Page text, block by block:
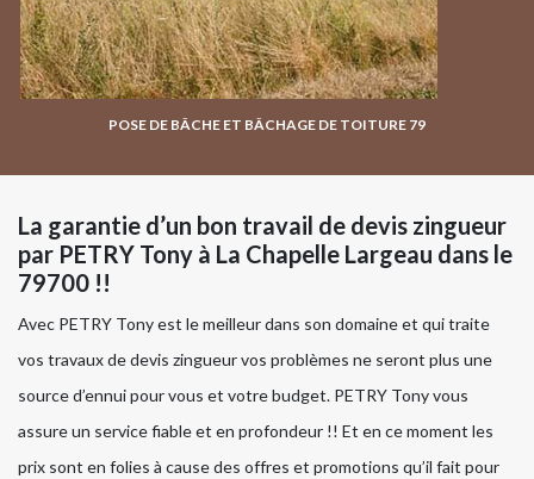
POSE DE BÂCHE ET BÂCHAGE DE TOITURE 79
La garantie d’un bon travail de devis zingueur
par PETRY Tony à La Chapelle Largeau dans le
79700 !!
Avec PETRY Tony est le meilleur dans son domaine et qui traite
vos travaux de devis zingueur vos problèmes ne seront plus une
source d’ennui pour vous et votre budget. PETRY Tony vous
assure un service fiable et en profondeur !! Et en ce moment les
prix sont en folies à cause des offres et promotions qu’il fait pour